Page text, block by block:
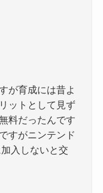
が育成には昔よ
ットとして見ず
料だったんです
すがニンテンド
入しないと交